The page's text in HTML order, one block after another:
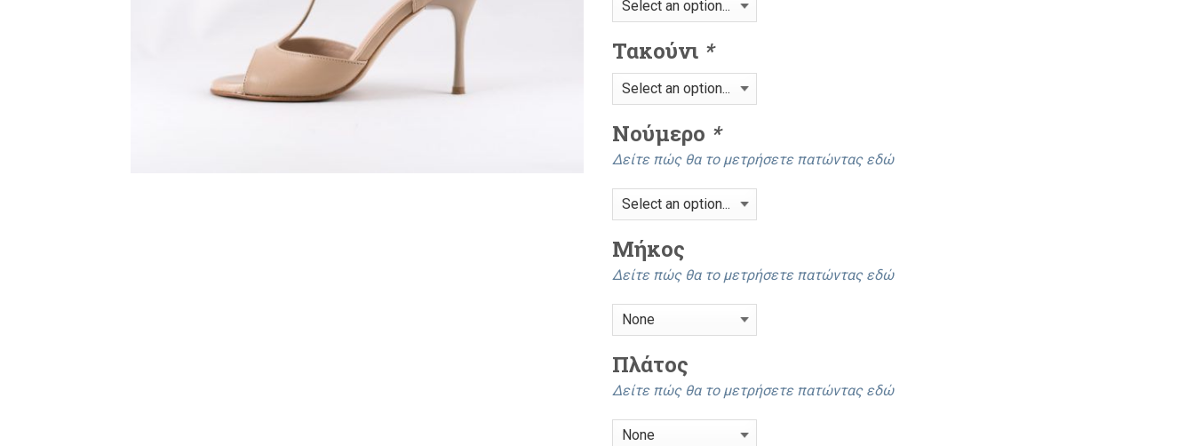
Τακούνι *
Νούμερο *
Δείτε πώς θα το μετρήσετε πατώντας εδώ
Mήκος
Δείτε πώς θα το μετρήσετε πατώντας εδώ
Πλάτος
Δείτε πώς θα το μετρήσετε πατώντας εδώ